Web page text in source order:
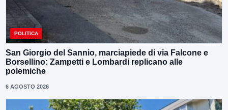
POLITICA
San Giorgio del Sannio, marciapiede di via Falcone e
Borsellino: Zampetti e Lombardi replicano alle
polemiche
6 AGOSTO 2026